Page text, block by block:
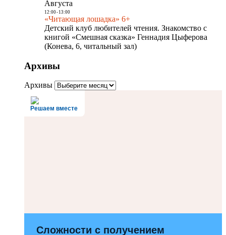
Августа
12:00- 13:00
«Читающая лошадка» 6+
Детский клуб любителей чтения. Знакомство с
книгой «Смешная сказка» Геннадия Цыферова
(Конева, 6, читальный зал)
Архивы
Архивы
Решаем вместе
Сложности с получением